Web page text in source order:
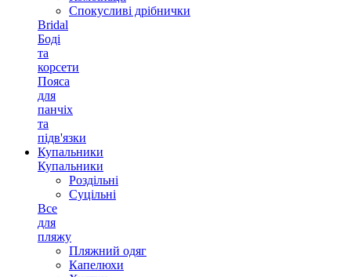
Спокусливі дрібнички
Bridal
Боді
та
корсети
Пояса
для
панчіх
та
підв'язки
Купальники
Купальники
Роздільні
Суцільні
Все
для
пляжу
Пляжний одяг
Капелюхи